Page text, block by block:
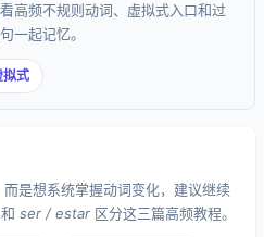
高频不规则动词、虚拟式入口和过
一起记忆。
拟式
是想系统掌握动词变化，建议继续
ser / estar 区分这三篇高频教程。